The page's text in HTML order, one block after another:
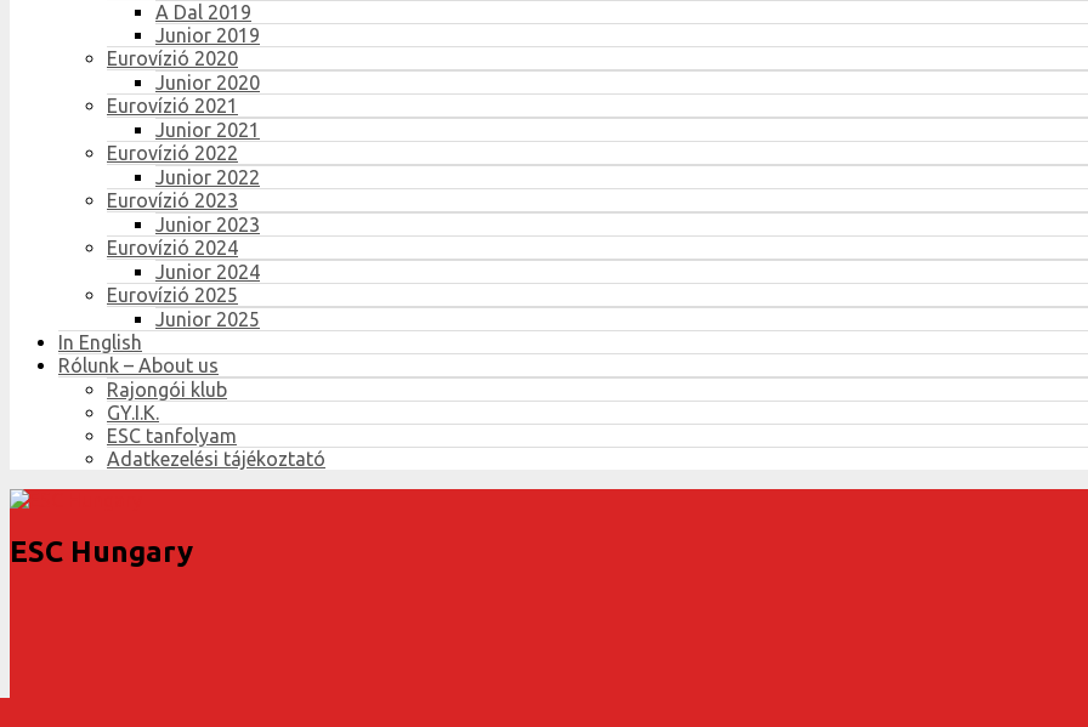
A Dal 2019
Junior 2019
Eurovízió 2020
Junior 2020
Eurovízió 2021
Junior 2021
Eurovízió 2022
Junior 2022
Eurovízió 2023
Junior 2023
Eurovízió 2024
Junior 2024
Eurovízió 2025
Junior 2025
In English
Rólunk – About us
Rajongói klub
GY.I.K.
ESC tanfolyam
Adatkezelési tájékoztató
ESC Hungary